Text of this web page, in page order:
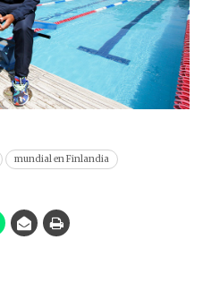
mundial en Finlandia